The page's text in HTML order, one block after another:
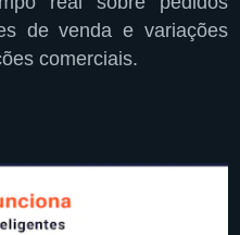
de venda e variações
comerciais.